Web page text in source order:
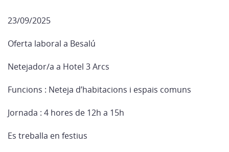
23/09/2025
Oferta laboral a Besalú
Netejador/a a Hotel 3 Arcs
Funcions : Neteja d’habitacions i espais comuns
Jornada : 4 hores de 12h a 15h
Es treballa en festius